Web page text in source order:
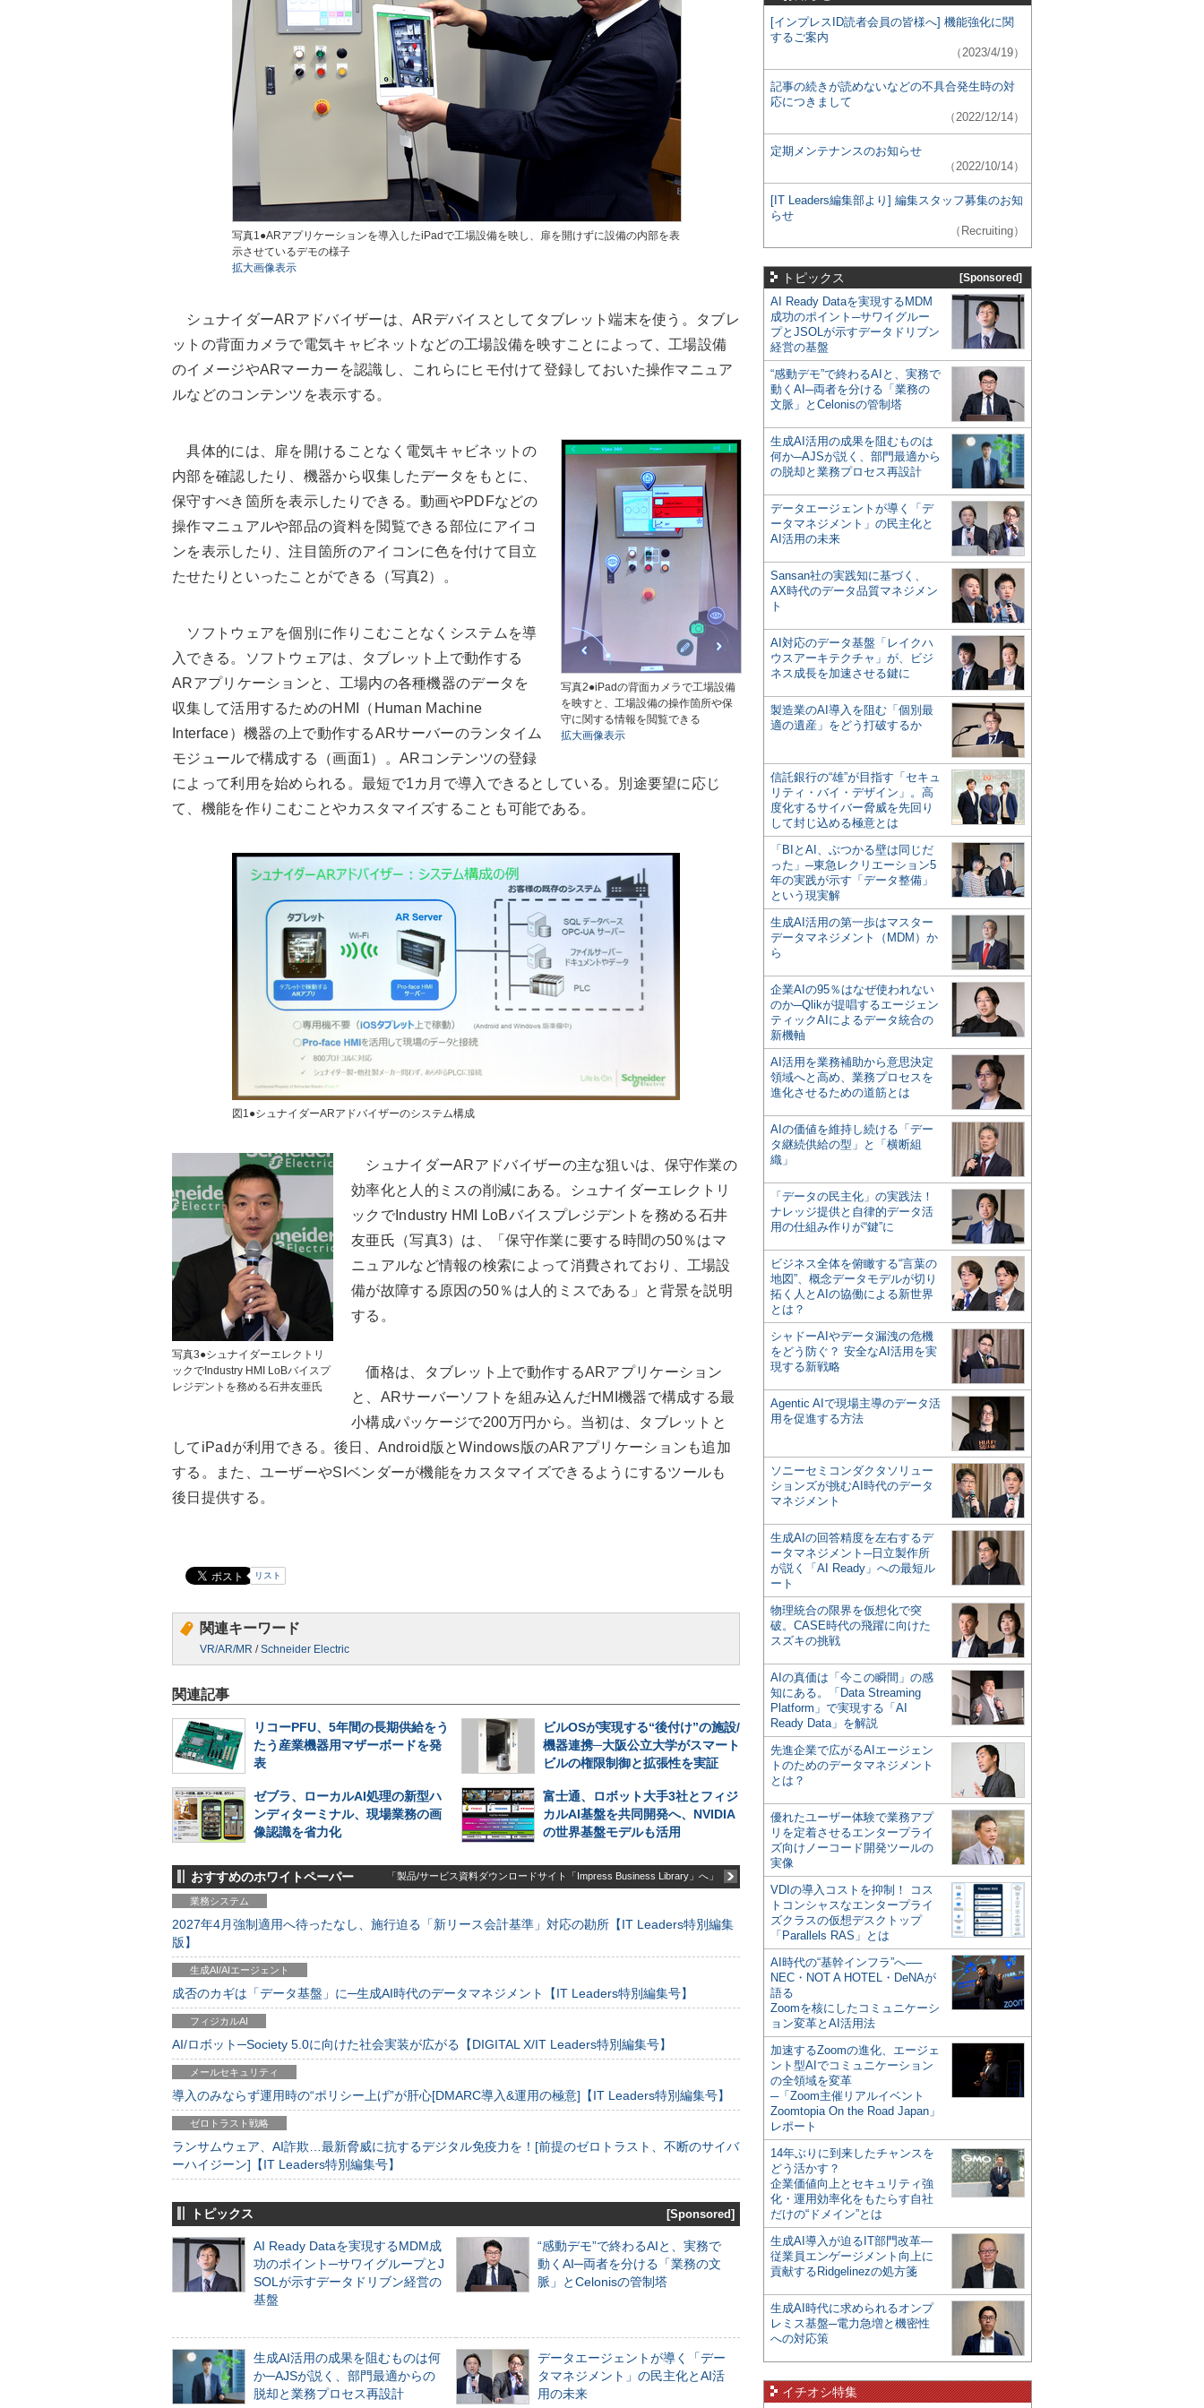
写真1●ARアプリケーションを導入したiPadで工場設備を映し、扉を開けずに設備の内部を表
示させているデモの様子
拡大画像表示
シュナイダーARアドバイザーは、ARデバイスとしてタブレット端末を使う。タブレ
ットの背面カメラで電気キャビネットなどの工場設備を映すことによって、工場設備
のイメージやARマーカーを認識し、これらにヒモ付けて登録しておいた操作マニュア
ルなどのコンテンツを表示する。
写真2●iPadの背面カメラで工場設備
を映すと、工場設備の操作箇所や保
守に関する情報を閲覧できる
拡大画像表示
具体的には、扉を開けることなく電気キャビネットの
内部を確認したり、機器から収集したデータをもとに、
保守すべき箇所を表示したりできる。動画やPDFなどの
操作マニュアルや部品の資料を閲覧できる部位にアイコ
ンを表示したり、注目箇所のアイコンに色を付けて目立
たせたりといったことができる（写真2）。
ソフトウェアを個別に作りこむことなくシステムを導
入できる。ソフトウェアは、タブレット上で動作する
ARアプリケーションと、工場内の各種機器のデータを
収集して活用するためのHMI（Human Machine
Interface）機器の上で動作するARサーバーのランタイム
モジュールで構成する（画面1）。ARコンテンツの登録
によって利用を始められる。最短で1カ月で導入できるとしている。別途要望に応じ
て、機能を作りこむことやカスタマイズすることも可能である。
図1●シュナイダーARアドバイザーのシステム構成
写真3●シュナイダーエレクトリ
ックでIndustry HMI LoBバイスプ
レジデントを務める石井友亜氏
シュナイダーARアドバイザーの主な狙いは、保守作業の
効率化と人的ミスの削減にある。シュナイダーエレクトリ
ックでIndustry HMI LoBバイスプレジデントを務める石井
友亜氏（写真3）は、「保守作業に要する時間の50％はマ
ニュアルなど情報の検索によって消費されており、工場設
備が故障する原因の50％は人的ミスである」と背景を説明
する。
価格は、タブレット上で動作するARアプリケーション
と、ARサーバーソフトを組み込んだHMI機器で構成する最
小構成パッケージで200万円から。当初は、タブレットと
してiPadが利用できる。後日、Android版とWindows版のARアプリケーションも追加
する。また、ユーザーやSIベンダーが機能をカスタマイズできるようにするツールも
後日提供する。
リスト
関連キーワード
VR/AR/MR /Schneider Electric
関連記事
リコーPFU、5年間の長期供給をう
たう産業機器用マザーボードを発
表
ビルOSが実現する“後付け”の施設/
機器連携─大阪公立大学がスマート
ビルの権限制御と拡張性を実証
ゼブラ、ローカルAI処理の新型ハ
ンディターミナル、現場業務の画
像認識を省力化
富士通、ロボット大手3社とフィジ
カルAI基盤を共同開発へ、NVIDIA
の世界基盤モデルも活用
おすすめのホワイトペーパー 「製品/サービス資料ダウンロードサイト「Impress Business Library」へ」
業務システム
2027年4月強制適用へ待ったなし、施行迫る「新リース会計基準」対応の勘所【IT Leaders特別編集
版】
生成AI/AIエージェント
成否のカギは「データ基盤」に─生成AI時代のデータマネジメント【IT Leaders特別編集号】
フィジカルAI
AI/ロボット─Society 5.0に向けた社会実装が広がる【DIGITAL X/IT Leaders特別編集号】
メールセキュリティ
導入のみならず運用時の“ポリシー上げ”が肝心[DMARC導入&運用の極意]【IT Leaders特別編集号】
ゼロトラスト戦略
ランサムウェア、AI詐欺…最新脅威に抗するデジタル免疫力を！[前提のゼロトラスト、不断のサイバ
ーハイジーン]【IT Leaders特別編集号】
トピックス [Sponsored]
AI Ready Dataを実現するMDM成
功のポイント─サワイグループとJ
SOLが示すデータドリブン経営の
基盤
“感動デモ”で終わるAIと、実務で
動くAI─両者を分ける「業務の文
脈」とCelonisの管制塔
生成AI活用の成果を阻むものは何
か─AJSが説く、部門最適からの
脱却と業務プロセス再設計
データエージェントが導く「デー
タマネジメント」の民主化とAI活
用の未来
[インプレスID読者会員の皆様へ] 機能強化に関
するご案内
（2023/4/19）
記事の続きが読めないなどの不具合発生時の対
応につきまして
（2022/12/14）
定期メンテナンスのお知らせ
（2022/10/14）
[IT Leaders編集部より] 編集スタッフ募集のお知
らせ
（Recruiting）
トピックス [Sponsored]
AI Ready Dataを実現するMDM
成功のポイント─サワイグルー
プとJSOLが示すデータドリブン
経営の基盤
“感動デモ”で終わるAIと、実務で
動くAI─両者を分ける「業務の
文脈」とCelonisの管制塔
生成AI活用の成果を阻むものは
何か─AJSが説く、部門最適から
の脱却と業務プロセス再設計
データエージェントが導く「デ
ータマネジメント」の民主化と
AI活用の未来
Sansan社の実践知に基づく、
AX時代のデータ品質マネジメン
ト
AI対応のデータ基盤「レイクハ
ウスアーキテクチャ」が、ビジ
ネス成長を加速させる鍵に
製造業のAI導入を阻む「個別最
適の遺産」をどう打破するか
信託銀行の“雄”が目指す「セキュ
リティ・バイ・デザイン」。高
度化するサイバー脅威を先回り
して封じ込める極意とは
「BIとAI、ぶつかる壁は同じだ
った」─東急レクリエーション5
年の実践が示す「データ整備」
という現実解
生成AI活用の第一歩はマスター
データマネジメント（MDM）か
ら
企業AIの95％はなぜ使われない
のか─Qlikが提唱するエージェン
ティックAIによるデータ統合の
新機軸
AI活用を業務補助から意思決定
領域へと高め、業務プロセスを
進化させるための道筋とは
AIの価値を維持し続ける「デー
タ継続供給の型」と「横断組
織」
「データの民主化」の実践法！
ナレッジ提供と自律的データ活
用の仕組み作りが“鍵”に
ビジネス全体を俯瞰する“言葉の
地図”、概念データモデルが切り
拓く人とAIの協働による新世界
とは？
シャドーAIやデータ漏洩の危機
をどう防ぐ？ 安全なAI活用を実
現する新戦略
Agentic AIで現場主導のデータ活
用を促進する方法
ソニーセミコンダクタソリュー
ションズが挑むAI時代のデータ
マネジメント
生成AIの回答精度を左右するデ
ータマネジメント─日立製作所
が説く「AI Ready」への最短ル
ート
物理統合の限界を仮想化で突
破。CASE時代の飛躍に向けた
スズキの挑戦
AIの真価は「今この瞬間」の感
知にある。「Data Streaming
Platform」で実現する「AI
Ready Data」を解説
先進企業で広がるAIエージェン
トのためのデータマネジメント
とは？
優れたユーザー体験で業務アプ
リを定着させるエンタープライ
ズ向けノーコード開発ツールの
実像
VDIの導入コストを抑制！ コス
トコンシャスなエンタープライ
ズクラスの仮想デスクトップ
「Parallels RAS」とは
AI時代の“基幹インフラ”へ──
NEC・NOT A HOTEL・DeNAが
語る
Zoomを核にしたコミュニケーシ
ョン変革とAI活用法
加速するZoomの進化、エージェ
ント型AIでコミュニケーション
の全領域を変革
─「Zoom主催リアルイベント
Zoomtopia On the Road Japan」
レポート
14年ぶりに到来したチャンスを
どう活かす？
企業価値向上とセキュリティ強
化・運用効率化をもたらす自社
だけの“ドメイン”とは
生成AI導入が迫るIT部門改革―
従業員エンゲージメント向上に
貢献するRidgelinezの処方箋
生成AI時代に求められるオンプ
レミス基盤─電力急増と機密性
への対応策
イチオシ特集